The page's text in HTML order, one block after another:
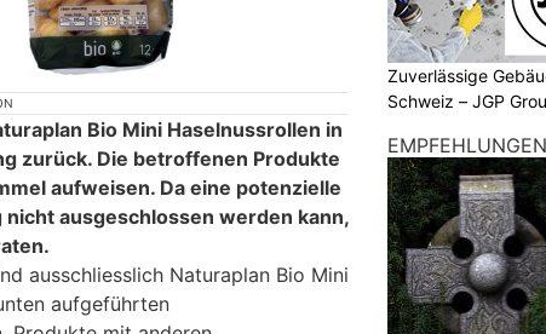
Bio Mini Haselnussrollen in
zurück. Die betroffenen Produkte
aufweisen. Da eine potenzielle
ausgeschlossen werden kann,
ausschliesslich Naturaplan Bio Mini
aufgeführten
Zuverlässige
Schweiz – JGP
EMPFEHLUNGEN